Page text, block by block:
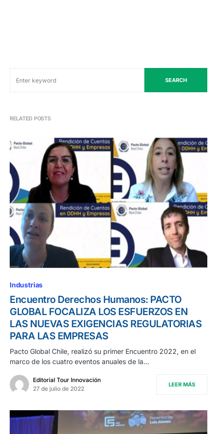
SEARCH
RELATED POSTS
Industrias
Encuentro Derechos Humanos: PACTO
GLOBAL FOCALIZA LOS ESFUERZOS EN
LAS NUEVAS EXIGENCIAS REGULATORIAS
PARA LAS EMPRESAS
Pacto Global Chile, realizó su primer Encuentro 2022, en el
marco de los cuatro eventos anuales de la…
Editorial Tour Innovación
27 de julio de 2022
LEER MÁS